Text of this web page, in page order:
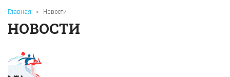
Главная » Новости
НОВОСТИ